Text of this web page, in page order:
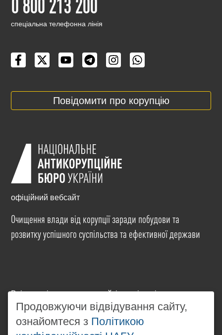
cпеціальна телефонна лінія
Повідомити про корупцію
офіційний вебсайт
Очищення влади від корупції заради побудови та
розвитку успішного суспільства та ефективної держави
Всі матеріали на цьому сайті розміщені на умовах
ліцензіїCreative Commons Attribution-NonCommercial-
NoDerivatives 4.0 International. Використання будь-
яких матеріалів, розміщених на сайті, дозволяється
Продовжуючи відвідування сайту,
ознайомтеся з Політикою